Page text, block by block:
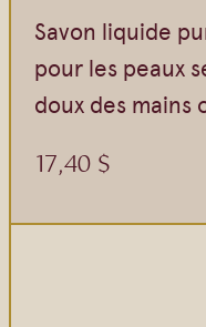
Savon liquide
pour les peaux
doux des mains
17,40 $